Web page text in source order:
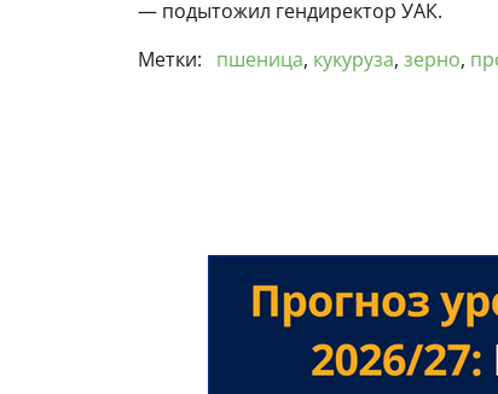
— подытожил гендиректор УАК.
Метки:
пшеница, кукуруза, зерно,